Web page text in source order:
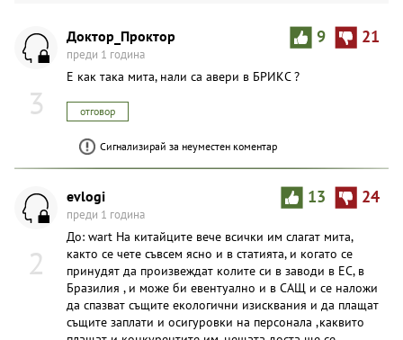
3
9 21
Доктор_Проктор
преди 1 година
Е как така мита, нали са авери в БРИКС ?
отговор
Сигнализирай за неуместен коментар
2
13 24
evlogi
преди 1 година
До: wart На китайците вече всички им слагат мита,
както се чете съвсем ясно и в статията, и когато се
принудят да произвеждат колите си в заводи в ЕС, в
Бразилия , и може би евентуално и в САЩ и се наложи
да спазват същите екологични изисквания и да плащат
същите заплати и осигуровки на персонала ,каквито